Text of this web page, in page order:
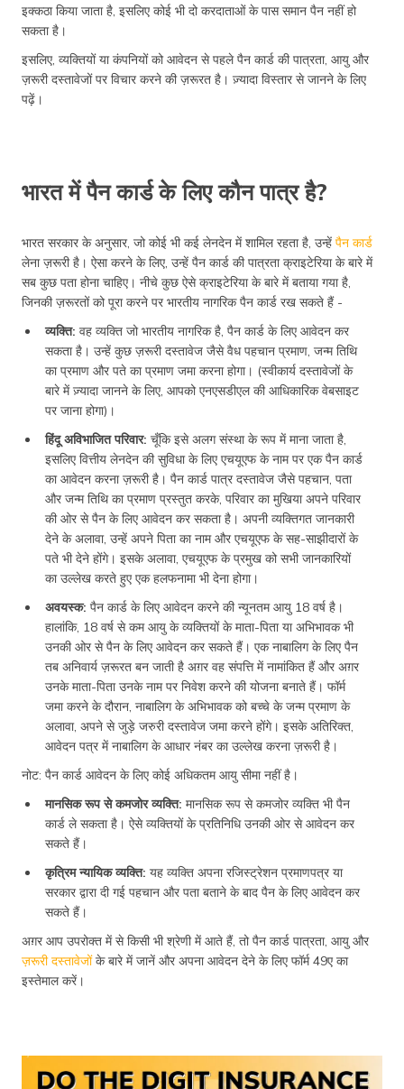
इक्कठा किया जाता है, इसलिए कोई भी दो करदाताओं के पास समान पैन नहीं हो
सकता है।
इसलिए, व्यक्तियों या कंपनियों को आवेदन से पहले पैन कार्ड की पात्रता, आयु और
ज़रूरी दस्तावेजों पर विचार करने की ज़रूरत है। ज़्यादा विस्तार से जानने के लिए
पढ़ें।
भारत में पैन कार्ड के लिए कौन पात्र है?
भारत सरकार के अनुसार, जो कोई भी कई लेनदेन में शामिल रहता है, उन्हें पैन कार्ड
लेना ज़रूरी है। ऐसा करने के लिए, उन्हें पैन कार्ड की पात्रता क्राइटेरिया के बारे में
सब कुछ पता होना चाहिए। नीचे कुछ ऐसे क्राइटेरिया के बारे में बताया गया है,
जिनकी ज़रूरतों को पूरा करने पर भारतीय नागरिक पैन कार्ड रख सकते हैं -
व्यक्ति: वह व्यक्ति जो भारतीय नागरिक है, पैन कार्ड के लिए आवेदन कर
सकता है। उन्हें कुछ ज़रूरी दस्तावेज जैसे वैध पहचान प्रमाण, जन्म तिथि
का प्रमाण और पते का प्रमाण जमा करना होगा। (स्वीकार्य दस्तावेजों के
बारे में ज़्यादा जानने के लिए, आपको एनएसडीएल की आधिकारिक वेबसाइट
पर जाना होगा)।
हिंदू अविभाजित परिवार: चूँकि इसे अलग संस्था के रूप में माना जाता है,
इसलिए वित्तीय लेनदेन की सुविधा के लिए एचयूएफ के नाम पर एक पैन कार्ड
का आवेदन करना ज़रूरी है। पैन कार्ड पात्र दस्तावेज जैसे पहचान, पता
और जन्म तिथि का प्रमाण प्रस्तुत करके, परिवार का मुखिया अपने परिवार
की ओर से पैन के लिए आवेदन कर सकता है। अपनी व्यक्तिगत जानकारी
देने के अलावा, उन्हें अपने पिता का नाम और एचयूएफ के सह-साझीदारों के
पते भी देने होंगे। इसके अलावा, एचयूएफ के प्रमुख को सभी जानकारियों
का उल्लेख करते हुए एक हलफनामा भी देना होगा।
अवयस्क: पैन कार्ड के लिए आवेदन करने की न्यूनतम आयु 18 वर्ष है।
हालांकि, 18 वर्ष से कम आयु के व्यक्तियों के माता-पिता या अभिभावक भी
उनकी ओर से पैन के लिए आवेदन कर सकते हैं। एक नाबालिग के लिए पैन
तब अनिवार्य ज़रूरत बन जाती है अग़र वह संपत्ति में नामांकित हैं और अग़र
उनके माता-पिता उनके नाम पर निवेश करने की योजना बनाते हैं। फॉर्म
जमा करने के दौरान, नाबालिग के अभिभावक को बच्चे के जन्म प्रमाण के
अलावा, अपने से जुड़े जरुरी दस्तावेज जमा करने होंगे। इसके अतिरिक्त,
आवेदन पत्र में नाबालिग के आधार नंबर का उल्लेख करना ज़रूरी है।
नोट: पैन कार्ड आवेदन के लिए कोई अधिकतम आयु सीमा नहीं है।
मानसिक रूप से कमजोर व्यक्ति: मानसिक रूप से कमजोर व्यक्ति भी पैन
कार्ड ले सकता है। ऐसे व्यक्तियों के प्रतिनिधि उनकी ओर से आवेदन कर
सकते हैं।
कृत्रिम न्यायिक व्यक्ति: यह व्यक्ति अपना रजिस्ट्रेशन प्रमाणपत्र या
सरकार द्वारा दी गई पहचान और पता बताने के बाद पैन के लिए आवेदन कर
सकते हैं।
अग़र आप उपरोक्त में से किसी भी श्रेणी में आते हैं, तो पैन कार्ड पात्रता, आयु और
ज़रूरी दस्तावेजोंके बारे में जानें और अपना आवेदन देने के लिए फॉर्म 49ए का
इस्तेमाल करें।